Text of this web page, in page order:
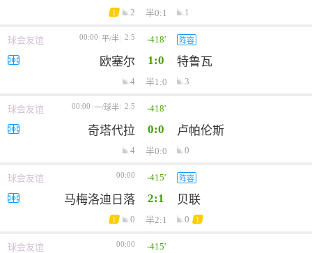
1 2 半0:1 1
球会友谊 00:00 平/半 2.5 -418' 阵容
欧塞尔 1:0 特鲁瓦
4 半1:0 3
球会友谊 00:00 一/球半 2.5 -418'
奇塔代拉 0:0 卢帕伦斯
4 半0:0 0
球会友谊 00:00 -415' 阵容
马梅洛迪日落 2:1 贝联
1 0 半2:1 0 1
球会友谊 00:00 -415'